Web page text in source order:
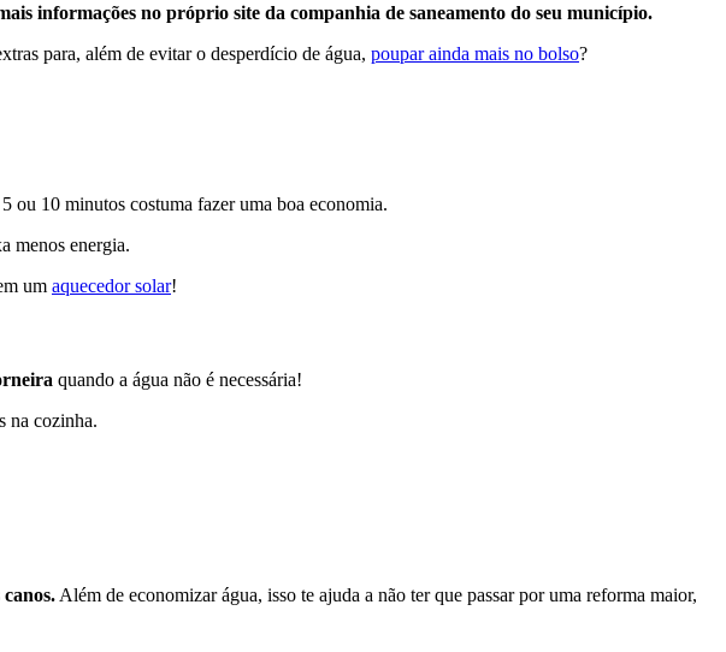
informações no próprio site da companhia de saneamento do seu município.
para, além de evitar o desperdício de água, poupar ainda mais no bolso?
ou 10 minutos costuma fazer uma boa economia.
menos energia.
um aquecedor solar!
quando a água não é necessária!
na cozinha.
Além de economizar água, isso te ajuda a não ter que passar por uma reforma maior,